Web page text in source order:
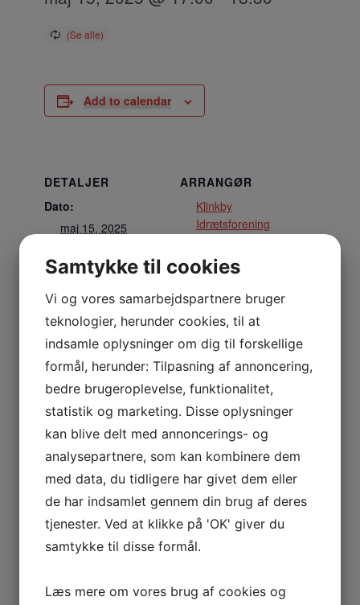
Add to calendar
DETALJER
Dato:
maj 15, 2025
Tidspunkt:
17:00 - 18:30
STED
Stadion
Nejrupvej 2, 7620 Lemvig
Lemvig, 7620 Danmark + Google Maps
Telefon:
29638527
ARRANGØR
Klinkby
Idrætsforening
2014-2015) RLK Fodbold
2011-2012) RLK Fodbold
Samtykke til cookies
Vi og vores samarbejdspartnere bruger
teknologier, herunder cookies, til at
indsamle oplysninger om dig til forskellige
formål, herunder: Tilpasning af annoncering,
bedre brugeroplevelse, funktionalitet,
statistik og marketing. Disse oplysninger
kan blive delt med annoncerings- og
analysepartnere, som kan kombinere dem
med data, du tidligere har givet dem eller
de har indsamlet gennem din brug af deres
tjenester. Ved at klikke på 'OK' giver du
samtykke til disse formål.
Læs mere om vores brug af cookies og